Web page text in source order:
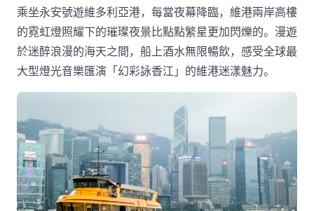
乘坐永安號遊維多利亞港，每當夜幕降臨，維港兩岸高樓
的霓虹燈照耀下的璀璨夜景比點點繁星更加閃爍的。漫遊
於迷醉浪漫的海天之間，船上酒水無限暢飲，感受全球最
大型燈光音樂匯演「幻彩詠香江」的維港迷漾魅力。